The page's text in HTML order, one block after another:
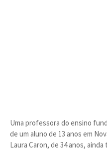
Uma professora do ensino
de um aluno de 13 anos em
Laura Caron, de 34 anos,